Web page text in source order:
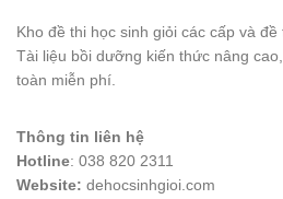
Kho đề thi học sinh giỏi các cấp và
Tài liệu bồi dưỡng kiến thức nâng
toàn miễn phí.
Thông tin liên hệ
Hotline: 038 820 2311
Website: dehocsinhgioi.com